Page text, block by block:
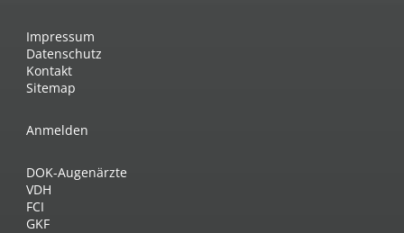
Impressum
Datenschutz
Kontakt
Sitemap
Anmelden
DOK-Augenärzte
VDH
FCI
GKF